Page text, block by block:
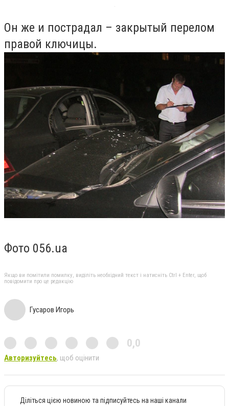
Он же и пострадал – закрытый перелом
правой ключицы.
Фото 056.ua
Якщо ви помітили помилку, виділіть необхідний текст і натисніть Ctrl + Enter, щоб
повідомити про це редакцію
Гусаров Игорь
0,0
Авторизуйтесь, щоб оцінити
Діліться цією новиною та підписуйтесь на наші канали